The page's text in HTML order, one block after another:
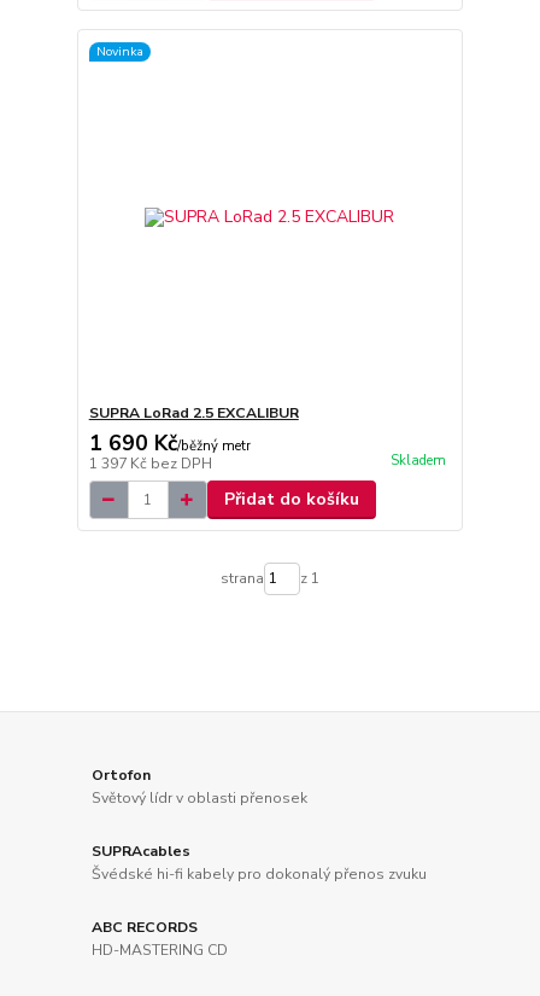
Novinka
SUPRA LoRad 2.5 EXCALIBUR
1 690 Kč/běžný metr
1 397 Kč bez DPH Skladem
Přidat do košíku
strana z 1
Ortofon
Světový lídr v oblasti přenosek
SUPRAcables
Švédské hi-fi kabely pro dokonalý přenos zvuku
ABC RECORDS
HD-MASTERING CD